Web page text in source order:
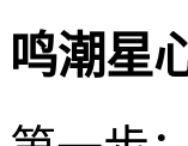
鸣潮星